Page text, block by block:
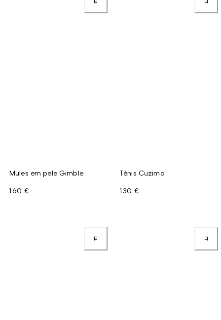
Mules em pele Gimble
160 €
Ténis Cuzima
130 €